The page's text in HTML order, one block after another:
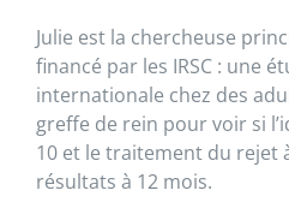
Julie est la chercheuse
financé par les IRSC : une
internationale chez des
greffe de rein pour voir si
10 et le traitement du rejet
résultats à 12 mois.